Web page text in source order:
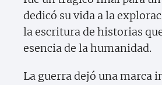
dedicó su vida a la
la escritura de historias
esencia de la humanidad.
La guerra dejó una marca